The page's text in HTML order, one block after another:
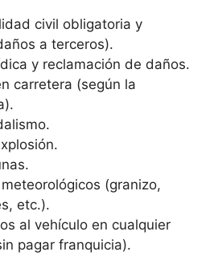
civil obligatoria y
a terceros).
y reclamación de daños.
carretera (según la
(granizo,
etc.).
al vehículo en cualquier
pagar franquicia).